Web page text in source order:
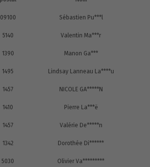
09100 Sébastien Pu***l
5140 Valentin Ma***r
1390 Manon Ga***
1495 Lindsay Lanneau La****u
1457 NICOLE GA*****N
1410 Pierre La***ë
1457 Valérie De*****n
1342 Dorothée Di******
5030 Olivier Va*********